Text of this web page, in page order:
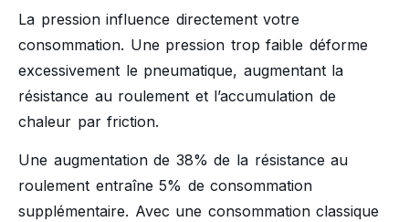
La pression influence directement votre
consommation. Une pression trop faible déforme
excessivement le pneumatique, augmentant la
résistance au roulement et l’accumulation de
chaleur par friction.
Une augmentation de 38% de la résistance au
roulement entraîne 5% de consommation
supplémentaire. Avec une consommation classique